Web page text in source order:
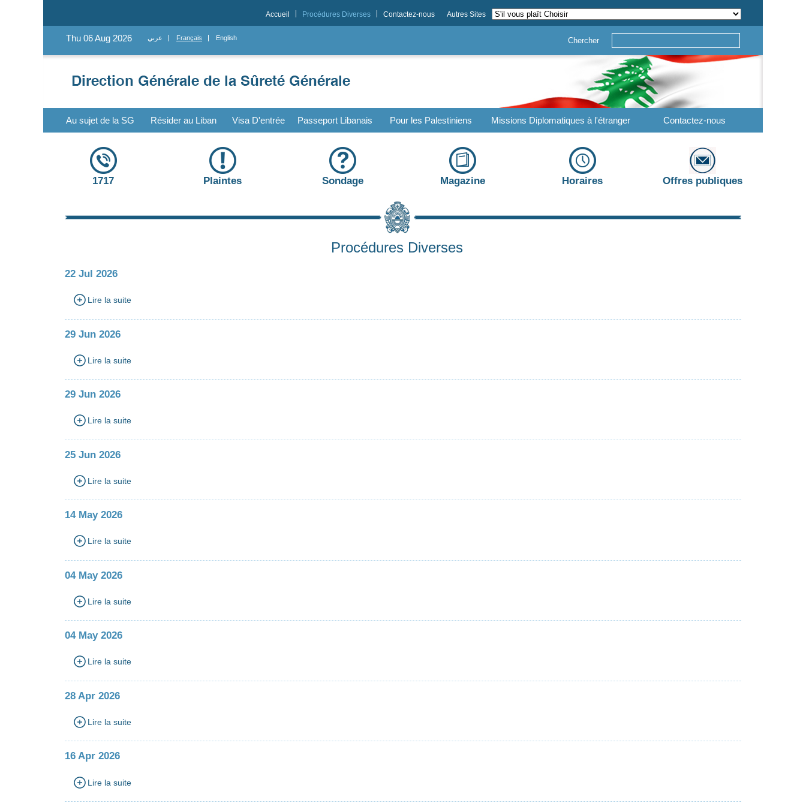
Accueil Procédures Diverses Contactez-nous Autres Sites
Thu 06 Aug 2026 عربي Français English Chercher
Au sujet de la SG Résider au Liban Visa D'entrée Passeport Libanais Pour les Palestiniens Missions Diplomatiques à l'étranger Contactez-nous
1717 Plaintes Sondage Magazine Horaires Offres publiques
Procédures Diverses
22 Jul 2026
Lire la suite
29 Jun 2026
Lire la suite
29 Jun 2026
Lire la suite
25 Jun 2026
Lire la suite
14 May 2026
Lire la suite
04 May 2026
Lire la suite
04 May 2026
Lire la suite
28 Apr 2026
Lire la suite
16 Apr 2026
Lire la suite